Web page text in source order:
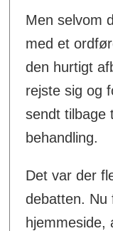
Men selvom
med et
den hurtigt
rejste sig og
sendt tilbage
behandling.
Det var der
debatten. Nu
hjemmeside,